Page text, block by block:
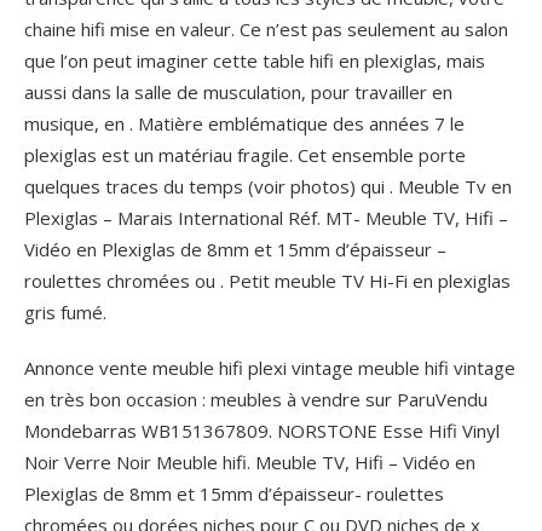
chaine hifi mise en valeur. Ce n’est pas seulement au salon
que l’on peut imaginer cette table hifi en plexiglas, mais
aussi dans la salle de musculation, pour travailler en
musique, en . Matière emblématique des années 7 le
plexiglas est un matériau fragile. Cet ensemble porte
quelques traces du temps (voir photos) qui . Meuble Tv en
Plexiglas – Marais International Réf. MT- Meuble TV, Hifi –
Vidéo en Plexiglas de 8mm et 15mm d’épaisseur –
roulettes chromées ou . Petit meuble TV Hi-Fi en plexiglas
gris fumé.
Annonce vente meuble hifi plexi vintage meuble hifi vintage
en très bon occasion : meubles à vendre sur ParuVendu
Mondebarras WB151367809. NORSTONE Esse Hifi Vinyl
Noir Verre Noir Meuble hifi. Meuble TV, Hifi – Vidéo en
Plexiglas de 8mm et 15mm d’épaisseur- roulettes
chromées ou dorées niches pour C ou DVD niches de x